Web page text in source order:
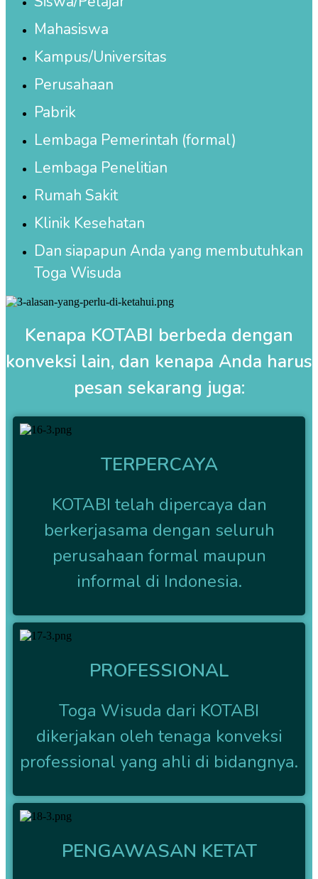
Mahasiswa
Kampus/Universitas
Perusahaan
Pabrik
Lembaga Pemerintah (formal)
Lembaga Penelitian
Rumah Sakit
Klinik Kesehatan
Dan siapapun Anda yang membutuhkan
Toga Wisuda
Kenapa KOTABI berbeda dengan
konveksi lain, dan kenapa Anda harus
pesan sekarang juga:
TERPERCAYA
KOTABI telah dipercaya dan
berkerjasama dengan seluruh
perusahaan formal maupun
informal di Indonesia.
PROFESSIONAL
Toga Wisuda dari KOTABI
dikerjakan oleh tenaga konveksi
professional yang ahli di bidangnya.
PENGAWASAN KETAT